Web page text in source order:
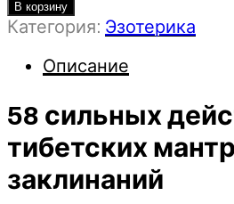
товара
58
действующих
мантр-
заклинаний
2023
-
В корзину
Категория: Эзотерика
Описание
58 сильных
тибетских
заклинаний